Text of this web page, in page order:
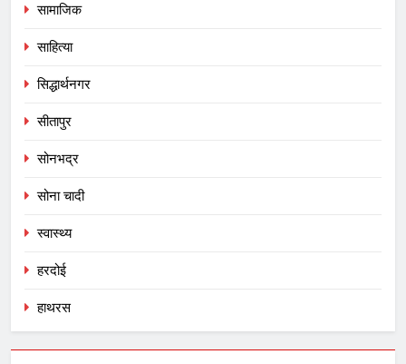
सामाजिक
साहित्या
सिद्धार्थनगर
सीतापुर
सोनभद्र
सोना चादी
स्वास्थ्य
हरदोई
हाथरस